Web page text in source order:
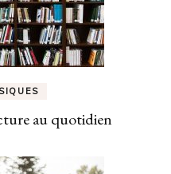
au quotidien